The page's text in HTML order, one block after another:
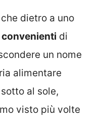
dietro a uno
di
un nome
alimentare
al sole,
visto più volte